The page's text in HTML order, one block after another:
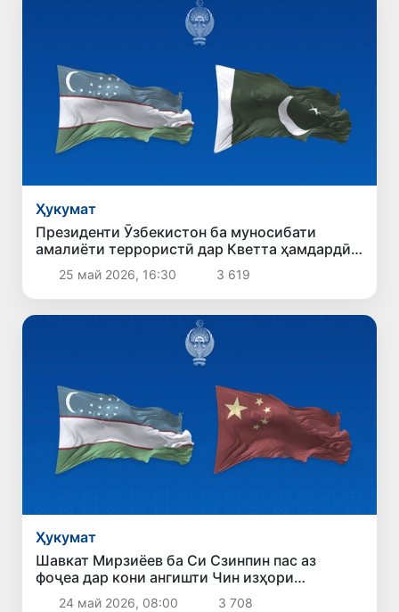
Ҳукумат
Президенти Ӯзбекистон ба муносибати
амалиёти террористӣ дар Кветта ҳамдардӣ
ирсол кард
25 май 2026, 16:30 3 619
Ҳукумат
Шавкат Мирзиёев ба Си Сзинпин пас аз
фоҷеа дар кони ангишти Чин изҳори
ҳамдардӣ кард
24 май 2026, 08:00 3 708